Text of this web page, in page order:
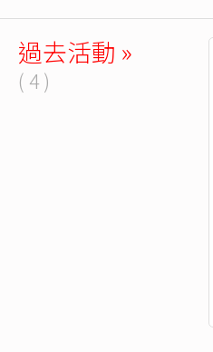
過去活動 »
( 4 )